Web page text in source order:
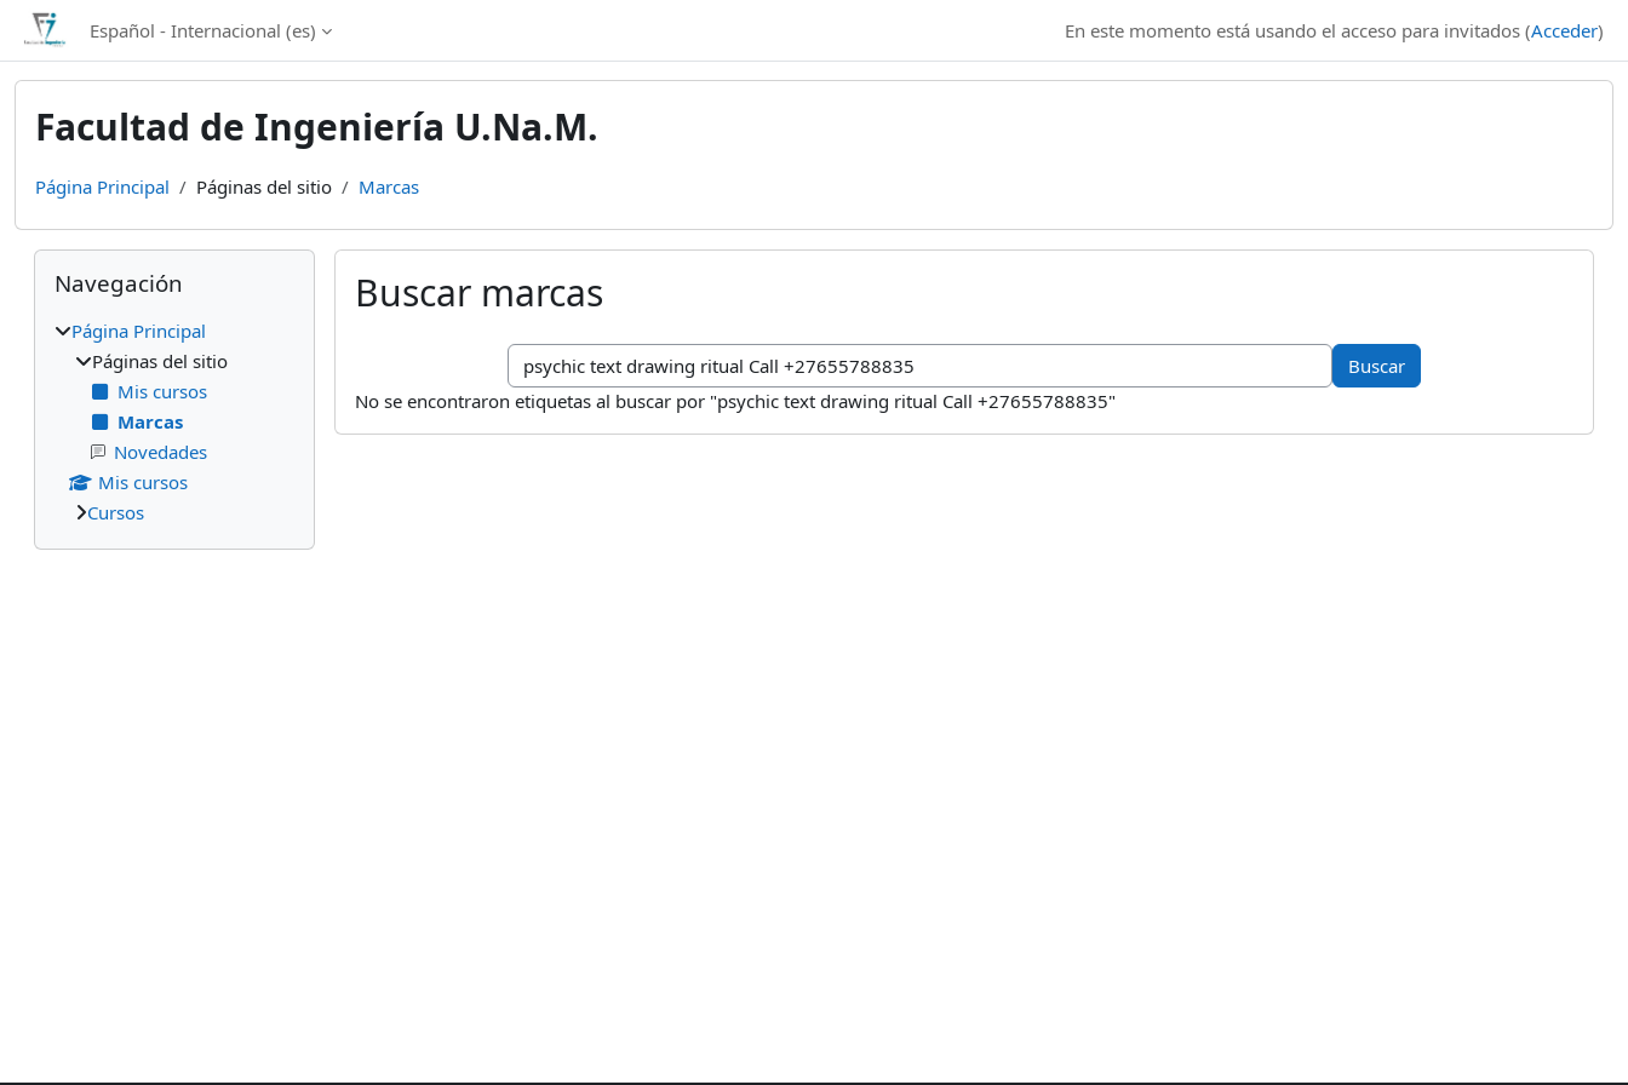
Salta al contenido principal
Español - Internacional ‎(es)‎ En este momento está usando el acceso para invitados (Acceder)
Facultad de Ingeniería U.Na.M.
Página Principal Páginas del sitio Marcas
Buscar marcas
Buscar marcas
No se encontraron etiquetas al buscar por "psychic text drawing ritual Call +27655788835"
Bloques
Salta Navegación
Navegación
Página Principal
Páginas del sitio
Mis cursos
Marcas
Novedades
Mis cursos
Cursos